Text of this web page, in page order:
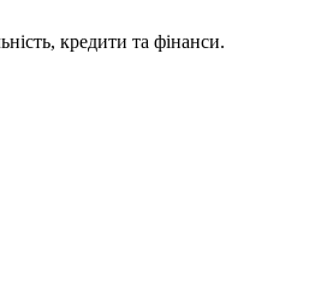
кредити та фінанси.